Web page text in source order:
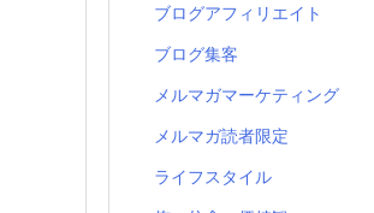
ブログアフィリエイト
ブログ集客
メルマガマーケティング
メルマガ読者限定
ライフスタイル